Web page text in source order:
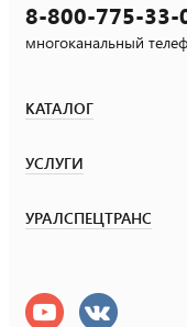
8-800-775-33-
многоканальный
КАТАЛОГ
УСЛУГИ
УРАЛСПЕЦТРАНС